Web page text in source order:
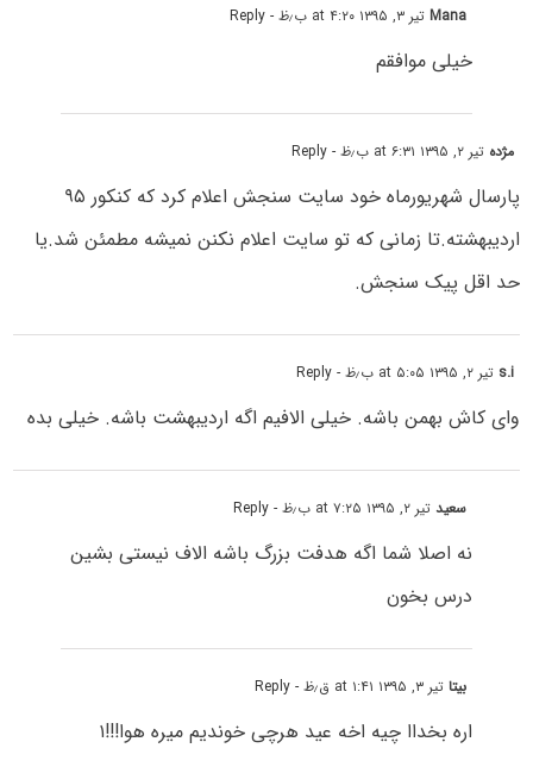
Manaتیر ۳, ۱۳۹۵ at ۴:۲۰ ب٫ظ - Reply
خیلی موافقم
مژده تیر ۲, ۱۳۹۵ at ۶:۳۱ ب٫ظ - Reply
پارسال شهریورماه خود سایت سنجش اعلام کرد که کنکور ۹۵
اردیبهشته.تا زمانی که تو سایت اعلام نکنن نمیشه مطمئن شد.یا
حد اقل پیک سنجش.
s.i تیر ۲, ۱۳۹۵ at ۵:۰۵ ب٫ظ - Reply
وای کاش بهمن باشه. خیلی الافیم اگه اردیبهشت باشه. خیلی بده
سعیدتیر ۲, ۱۳۹۵ at ۷:۲۵ ب٫ظ - Reply
نه اصلا شما اگه هدفت بزرگ باشه الاف نیستی بشین
درس بخون
بیتاتیر ۳, ۱۳۹۵ at ۱:۴۱ ق٫ظ - Reply
اره بخداا چیه اخه عید هرچی خوندیم میره هوا!!!۱